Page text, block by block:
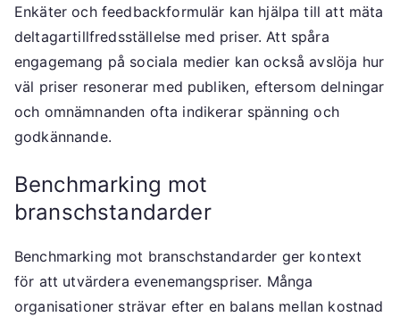
Enkäter och feedbackformulär kan hjälpa till att mäta
deltagartillfredsställelse med priser. Att spåra
engagemang på sociala medier kan också avslöja hur
väl priser resonerar med publiken, eftersom delningar
och omnämnanden ofta indikerar spänning och
godkännande.
Benchmarking mot
branschstandarder
Benchmarking mot branschstandarder ger kontext
för att utvärdera evenemangspriser. Många
organisationer strävar efter en balans mellan kostnad